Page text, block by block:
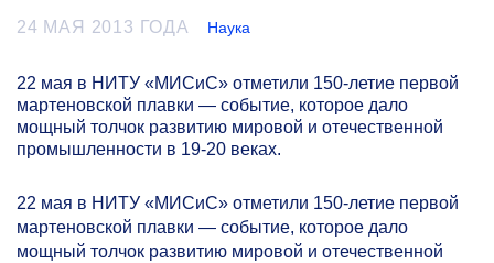
24 МАЯ 2013 ГОДА Наука
22 мая в НИТУ «МИСиС» отметили 150-летие первой
мартеновской плавки — событие, которое дало
мощный толчок развитию мировой и отечественной
промышленности в 19-20 веках.
22 мая в НИТУ «МИСиС» отметили 150-летие первой
мартеновской плавки — событие, которое дало
мощный толчок развитию мировой и отечественной